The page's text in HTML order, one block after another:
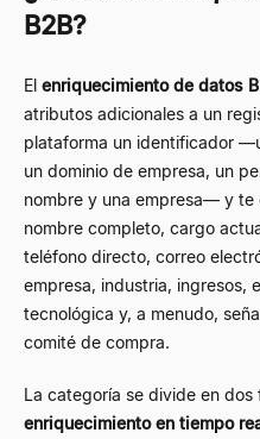
B2B?
El enriquecimiento de datos
atributos adicionales a un
plataforma un identificador
un dominio de empresa, un
nombre y una empresa— y te
nombre completo, cargo
teléfono directo, correo
empresa, industria, ingresos,
tecnológica y, a menudo,
comité de compra.
La categoría se divide en dos
enriquecimiento en tiempo